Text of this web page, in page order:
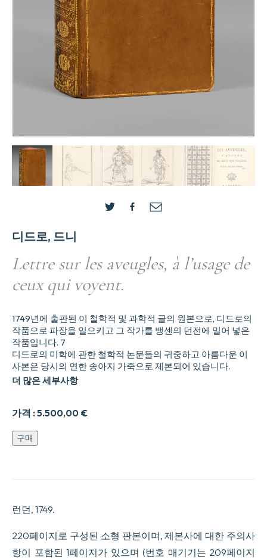
디드로, 드니
Lettre sur les aveugles, à l’usage de
ceux qui voyent.
가격 :5.500,00 €
1749년에 출판된 이 철학적 및 과학적 글의 원본으로, 디드로의
작품으로 파장을 일으키고 그 작가를 뱅센의 던전에 밀어 넣은
작품입니다. 7
디드로의 미학에 관한 철학적 논문들의 귀중하고 아름다운 이
사본은 당시의 연한 송아지 가죽으로 제본되어 있습니다.
더 많은 세부사항
Lettre
sur
ceux
voyent.
수
량
구매
런던, 1749.
220페이지로 구성된 소형 판본이며, 제본사에 대한 주의사
항이 포함된 1페이지가 있으며 (번호 매기기는 209페이지